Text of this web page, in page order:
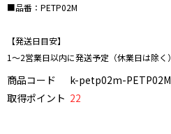
■品番：PETP02M
【発送日目安】
1～2営業日以内に発送予定（休業日は除く）
商品コード
k-petp02m-PETP02M
取得ポイント 22